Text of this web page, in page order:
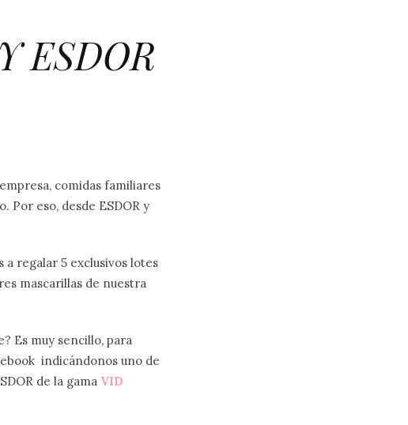
ESDOR
comidas familiares
Por eso, desde ESDOR y
a regalar 5 exclusivos lotes
mascarillas de nuestra
Es muy sencillo, para
indicándonos uno de
de la gama VID